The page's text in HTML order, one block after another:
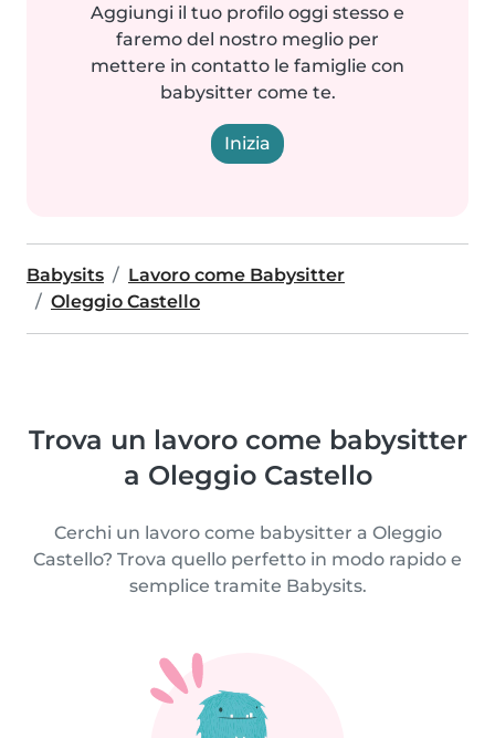
Aggiungi il tuo profilo oggi stesso e
faremo del nostro meglio per
mettere in contatto le famiglie con
babysitter come te.
Inizia
Babysits
Lavoro come Babysitter
Oleggio Castello
Trova un lavoro come babysitter
a Oleggio Castello
Cerchi un lavoro come babysitter a Oleggio
Castello? Trova quello perfetto in modo rapido e
semplice tramite Babysits.